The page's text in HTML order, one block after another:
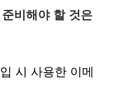
비해야 할 것은
시 사용한 이메